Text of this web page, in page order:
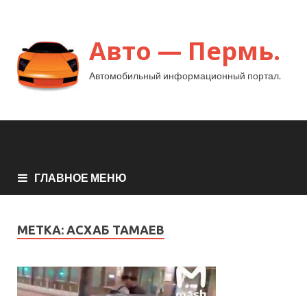
Авто — Пермь.
Автомобильный информационный портал.
ГЛАВНОЕ МЕНЮ
МЕТКА: АСХАБ ТАМАЕВ